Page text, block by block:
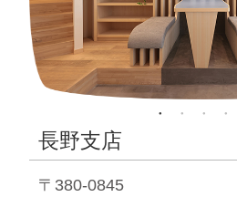
長野支店
〒380-0845